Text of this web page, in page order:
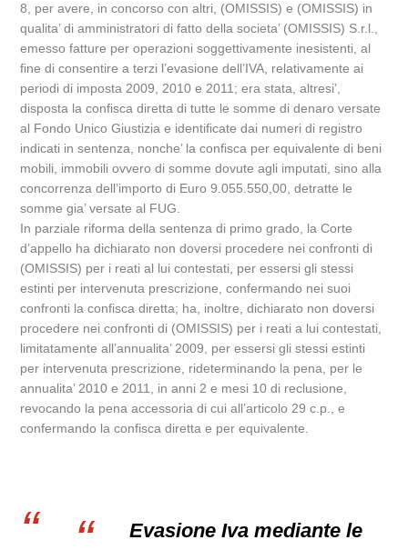
8, per avere, in concorso con altri, (OMISSIS) e (OMISSIS) in
qualita’ di amministratori di fatto della societa’ (OMISSIS) S.r.l.,
emesso fatture per operazioni soggettivamente inesistenti, al
fine di consentire a terzi l’evasione dell’IVA, relativamente ai
periodi di imposta 2009, 2010 e 2011; era stata, altresi’,
disposta la confisca diretta di tutte le somme di denaro versate
al Fondo Unico Giustizia e identificate dai numeri di registro
indicati in sentenza, nonche’ la confisca per equivalente di beni
mobili, immobili ovvero di somme dovute agli imputati, sino alla
concorrenza dell’importo di Euro 9.055.550,00, detratte le
somme gia’ versate al FUG.
In parziale riforma della sentenza di primo grado, la Corte
d’appello ha dichiarato non doversi procedere nei confronti di
(OMISSIS) per i reati al lui contestati, per essersi gli stessi
estinti per intervenuta prescrizione, confermando nei suoi
confronti la confisca diretta; ha, inoltre, dichiarato non doversi
procedere nei confronti di (OMISSIS) per i reati a lui contestati,
limitatamente all’annualita’ 2009, per essersi gli stessi estinti
per intervenuta prescrizione, rideterminando la pena, per le
annualita’ 2010 e 2011, in anni 2 e mesi 10 di reclusione,
revocando la pena accessoria di cui all’articolo 29 c.p., e
confermando la confisca diretta e per equivalente.
Evasione Iva mediante le